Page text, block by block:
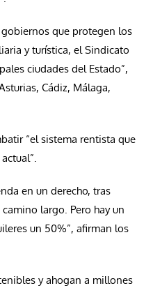
que protegen los
y turística, el Sindicato
ciudades del Estado”,
Cádiz, Málaga,
“el sistema rentista que
en un derecho, tras
largo. Pero hay un
un 50%”, afirman los
y ahogan a millones